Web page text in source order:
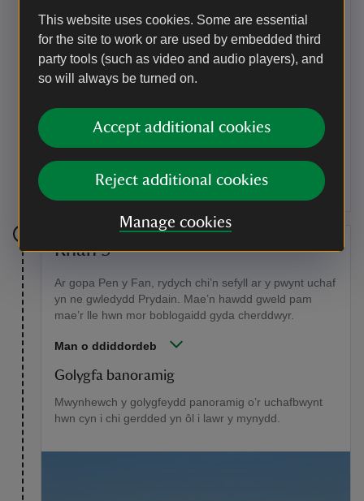
This website uses cookies. Some are essential
for the site to work or are used by embedded third
party tools (such as video and audio players), and
so will always be turned on.
Accept additional cookies
Reject additional cookies
Manage cookies
Cwm Llwch a Llyn Cwm Llwch.
Man o ddiddordeb
Hen faes tanio milwrol a marian rhewlifol
Mae Cwm Llwch yn enghraifft wych o farian rhewlifol
ucheldirol. Ymhellach i lawr y dyffryn fe welwch
dystiolaeth o hen faes tanio’r fyddin, sy’n dyst i’r
defnydd amrywiol sydd wedi’i wneud o’r Bannau dros y
blynyddoedd.
Rhan 5
Ar gopa Pen y Fan, rydych chi’n sefyll ar y pwynt uchaf
yn ne gwledydd Prydain. Mae’n hawdd gweld pam
mae’r lle hwn mor boblogaidd gyda cherddwyr.
Man o ddiddordeb
Golygfa banoramig
Mwynhewch y golygfeydd panoramig o’r uchafbwynt
hwn cyn i chi gerdded yn ôl i lawr y mynydd.